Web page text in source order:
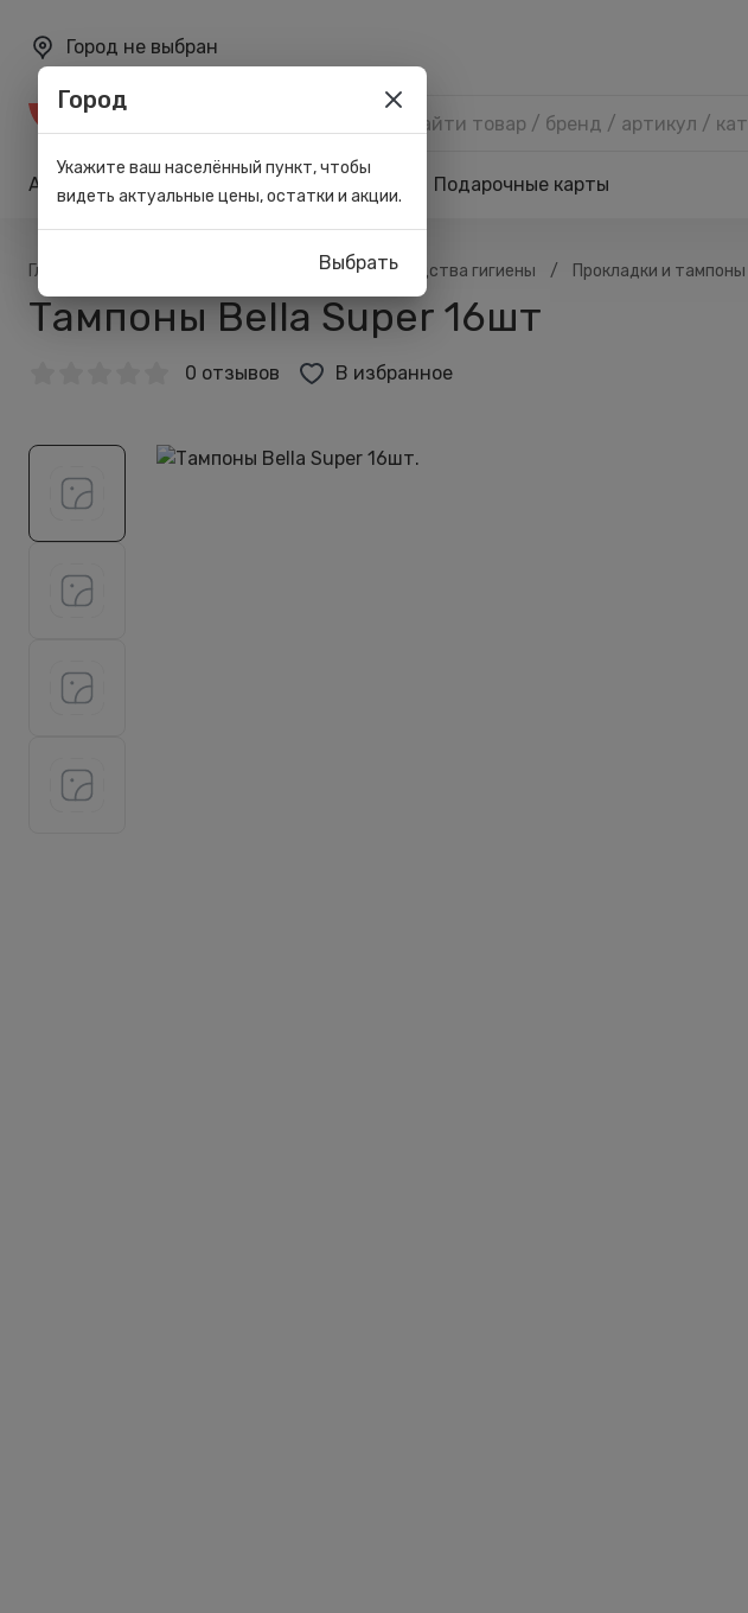
Город не выбран
Акции Карта лояльности Подарочные карты
Главная Личная гигиена / Средства гигиены / Прокладки и тампоны
Тампоны Bella Super 16шт
0 отзывов В избранное
Город
Укажите ваш населённый пункт, чтобы
видеть актуальные цены, остатки и акции.
Выбрать